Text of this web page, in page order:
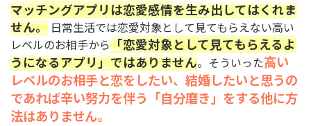
マッチングアプリは恋愛感情を生み出してはくれま
せん。 日常生活では恋愛対象として見てもらえない高い
レベルのお相手から「恋愛対象として見てもらえるよ
うになるアプリ」ではありません。そういった高い
レベルのお相手と恋をしたい、結婚したいと思うの
であれば辛い努力を伴う「自分磨き」をする他に方
法はありません。